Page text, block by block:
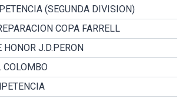
(SEGUNDA DIVISION)
COPA FARRELL
J.D.PERON